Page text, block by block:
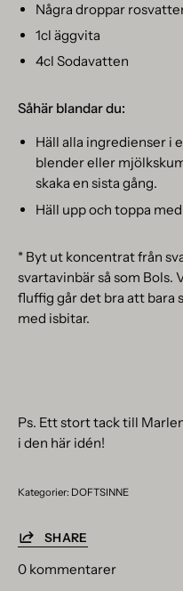
Några droppar
1cl äggvita
4cl Sodavatten
Såhär blandar du:
Häll alla ingredienser i
blender eller
skaka en sista gång.
Häll upp och toppa
* Byt ut koncentrat från
svartavinbär så som Bols.
fluffig går det bra att bara
med isbitar.
Ps. Ett stort tack till
i den här idén!
Kategorier: DOFTSINNE
SHARE
0 kommentarer